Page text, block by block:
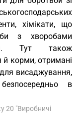
хімікати, що
з хворобами
Тут також
й корми, отримані
висаджування,
в
20 "Виробничі